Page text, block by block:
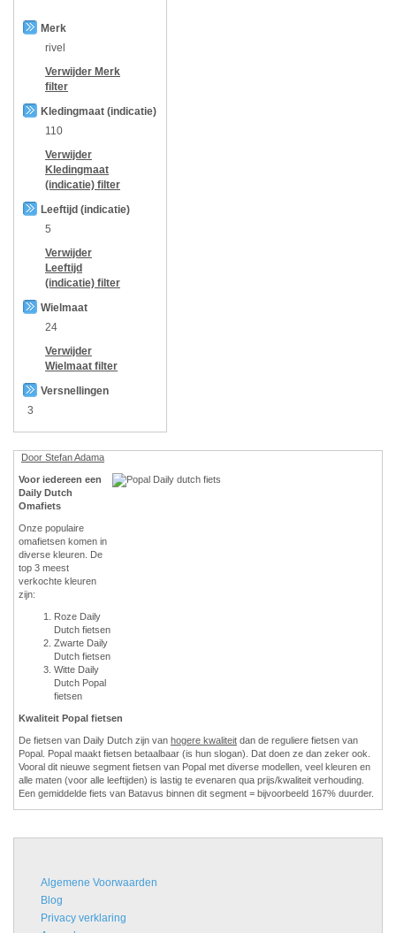
Merk
rivel
Verwijder Merk
filter
Kledingmaat (indicatie)
110
Verwijder
Kledingmaat
(indicatie) filter
Leeftijd (indicatie)
5
Verwijder
Leeftijd
(indicatie) filter
Wielmaat
24
Verwijder
Wielmaat filter
Versnellingen
3
Door Stefan Adama
Voor iedereen een
Daily Dutch
Omafiets
Onze populaire
omafietsen komen in
diverse kleuren. De
top 3 meest
verkochte kleuren
zijn:
Roze Daily
Dutch fietsen
Zwarte Daily
Dutch fietsen
Witte Daily
Dutch Popal
fietsen
Kwaliteit Popal fietsen
De fietsen van Daily Dutch zijn van hogere kwaliteit dan de reguliere fietsen van
Popal. Popal maakt fietsen betaalbaar (is hun slogan). Dat doen ze dan zeker ook.
Vooral dit nieuwe segment fietsen van Popal met diverse modellen, veel kleuren en
alle maten (voor alle leeftijden) is lastig te evenaren qua prijs/kwaliteit verhouding.
Een gemiddelde fiets van Batavus binnen dit segment = bijvoorbeeld 167% duurder.
Algemene Voorwaarden
Blog
Privacy verklaring